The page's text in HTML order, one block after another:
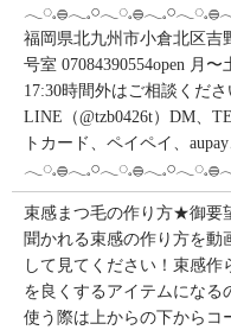
福岡県北九州市小倉北区吉
号室︎ 07084390554open 月
17:30時間外はご相談くださ
LINE（@tzb0426t）DM、
トカード、ペイペイ、
束感まつ毛の作り方★御要
聞かれる束感の作り方を動
して見てください！束感
を良くするアイテムになる
使う際は上からの下からコ